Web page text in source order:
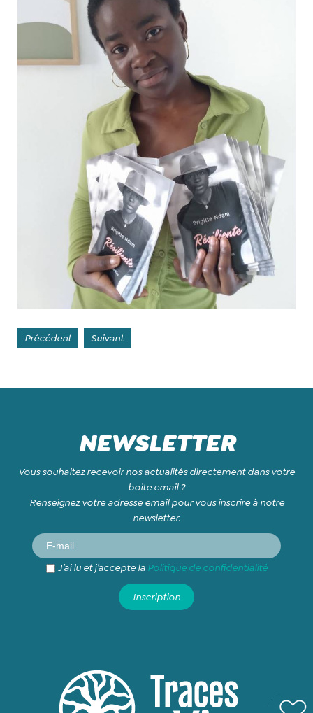
Précédent Suivant
NEWSLETTER
Vous souhaitez recevoir nos actualités directement dans votre
boite email ?
Renseignez votre adresse email pour vous inscrire à notre
newsletter.
J’ai lu et j’accepte la Politique de confidentialité